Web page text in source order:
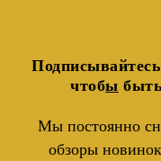
чтобы
Мы постоянно
обзоры